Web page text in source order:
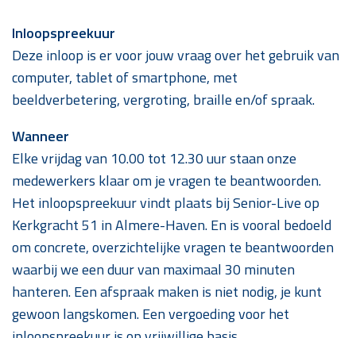
Inloopspreekuur
Deze inloop is er voor jouw vraag over het gebruik van
computer, tablet of smartphone, met
beeldverbetering, vergroting, braille en/of spraak.
Wanneer
Elke vrijdag van 10.00 tot 12.30 uur staan onze
medewerkers klaar om je vragen te beantwoorden.
Het inloopspreekuur vindt plaats bij Senior-Live op
Kerkgracht 51 in Almere-Haven. En is vooral bedoeld
om concrete, overzichtelijke vragen te beantwoorden
waarbij we een duur van maximaal 30 minuten
hanteren. Een afspraak maken is niet nodig, je kunt
gewoon langskomen. Een vergoeding voor het